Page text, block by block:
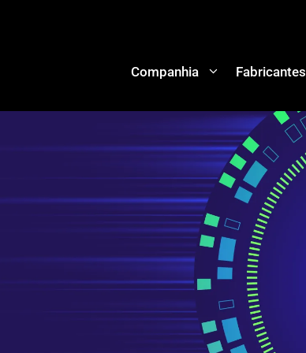
Companhia Fabricantes